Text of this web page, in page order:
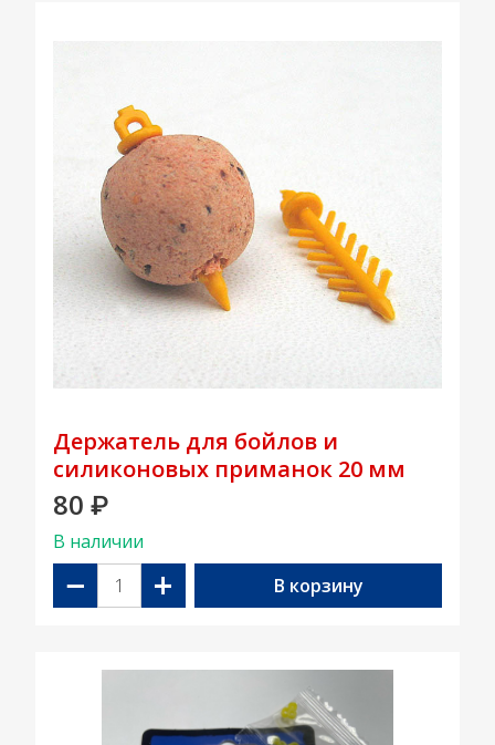
Держатель для бойлов и
силиконовых приманок 20 мм
80 ₽
В наличии
− + В корзину